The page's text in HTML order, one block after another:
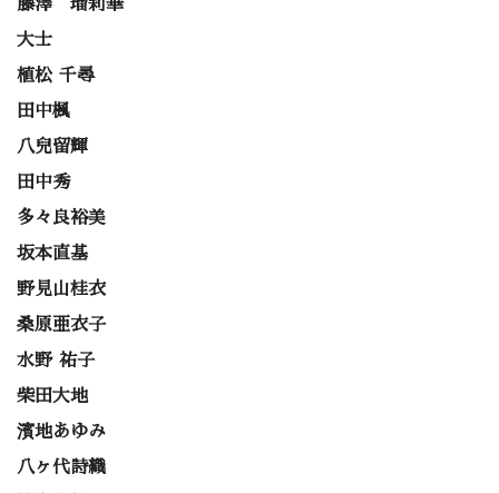
藤澤 瑠莉華
大士
植松 千尋
田中楓
八兒留輝
田中秀
多々良裕美
坂本直基
野見山桂衣
桑原亜衣子
水野 祐子
柴田大地
濱地あゆみ
八ヶ代詩織